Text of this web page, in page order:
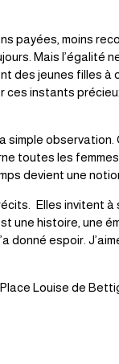
payées, moins
Mais l’égalité
des jeunes filles
instants
toutes les
devient une
Elles invitent à
une histoire, une
donné espoir.
Louise de